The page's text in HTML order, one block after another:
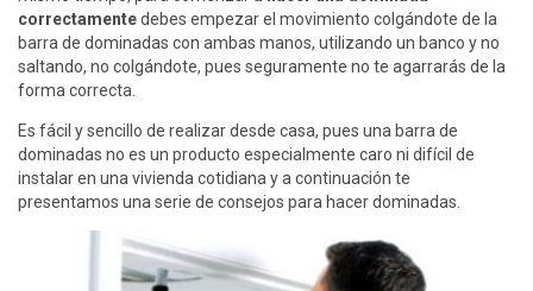
correctamentedebes empezar el movimiento colgándote de la
barra de dominadas con ambas manos, utilizando un banco y no
saltando, no colgándote, pues seguramente no te agarrarás de la
forma correcta.
Es fácil y sencillo de realizar desde casa, pues una barra de
dominadas no es un producto especialmente caro ni difícil de
instalar en una vivienda cotidiana y a continuación te
presentamos una serie de consejos para hacer dominadas.